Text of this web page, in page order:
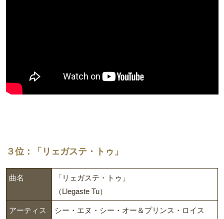
３位：「リェガステ・トゥ」
曲名
「リェガステ・トゥ」
（Llegaste Tu）
アーティス
シー・エヌ・シー・オー＆プリンス・ロイス